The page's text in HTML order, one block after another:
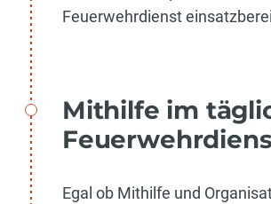
Feuerwehrdienst
Mithilfe im
Egal ob Mithilfe und